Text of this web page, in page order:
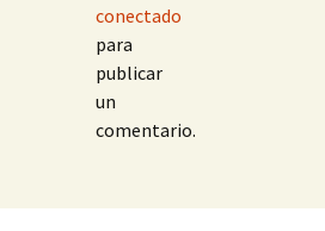
conectado
para
publicar
un
comentario.